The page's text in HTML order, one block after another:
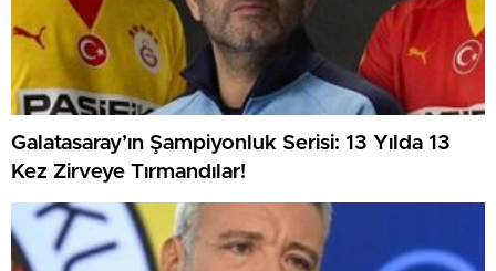
Galatasaray’ın Şampiyonluk Serisi: 13 Yılda 13
Kez Zirveye Tırmandılar!